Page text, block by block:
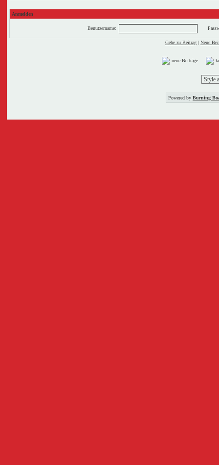
Anmelden
Benutzername:
Gehe zu Beitrag | Neue
neue Beiträge
Powered by Burning